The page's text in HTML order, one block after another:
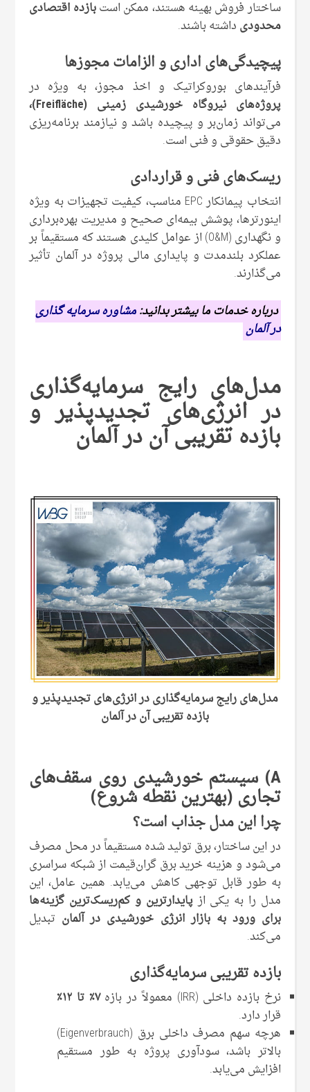
ساختار فروش بهینه هستند، ممکن استبازده اقتصادی
محدودی داشته باشند.
پیچیدگی‌های اداری و الزامات مجوزها
فرآیندهای بوروکراتیک و اخذ مجوز، به ‌ویژه در
پروژه‌های نیروگاه خورشیدی زمینی (Freifläche)،
می‌تواند زمان‌بر و پیچیده باشد و نیازمند برنامه‌ریزی
دقیق حقوقی و فنی است.
ریسک‌های فنی و قراردادی
انتخاب پیمانکار EPC مناسب، کیفیت تجهیزات به ‌ویژه
اینورترها، پوشش بیمه‌ای صحیح و مدیریت بهره‌برداری
و نگهداری (O&M) از عوامل کلیدی هستند که مستقیماً بر
عملکرد بلندمدت و پایداری مالی پروژه در آلمان تأثیر
می‌گذارند.
درباره خدمات ما بیشتر بدانید:مشاوره سرمایه گذاری
در آلمان
مدل‌های رایج سرمایه‌گذاری
در انرژی‌های تجدید‌پذیر و
بازده تقریبی آن در آلمان
مدل‌های رایج سرمایه‌گذاری در انرژی‌های تجدید‌پذیر و
بازده تقریبی آن در آلمان
A) سیستم خورشیدی روی سقف‌های
تجاری (بهترین نقطه شروع)
چرا این مدل جذاب است؟
در این ساختار، برق تولید شده مستقیماً در محل مصرف
می‌شود و هزینه خرید برق گران‌قیمت از شبکه سراسری
به‌ طور قابل توجهی کاهش می‌یابد. همین عامل، این
مدل را به یکی ازپایدارترین و کم‌ریسک‌ترین گزینه‌ها
برای ورود به بازار انرژی خورشیدی در آلمان تبدیل
می‌کند.
بازده تقریبی سرمایه‌گذاری
نرخ بازده داخلی (IRR) معمولاً در بازه
۷٪ تا ۱۲٪
قرار دارد.
هرچه سهم مصرف داخلی برق (Eigenverbrauch)
بالاتر باشد، سودآوری پروژه به طور مستقیم
افزایش می‌یابد.